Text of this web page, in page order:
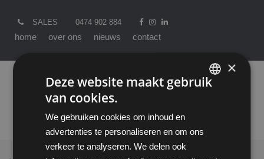
SALES 0474 902 884
home over ons nieuws contact
×
Deze website maakt gebruik
van cookies.
We gebruiken cookies om inhoud en
advertenties te personaliseren en om ons
verkeer te analyseren. We delen ook